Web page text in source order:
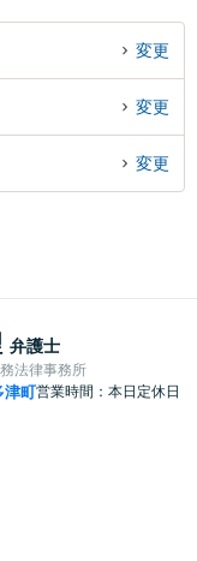
変更
変更
変更
弁護士
法律事務所
津町営業時間：本日定休日